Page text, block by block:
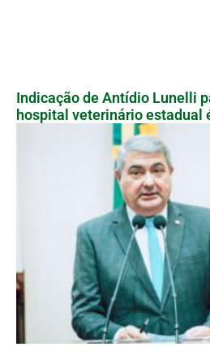
Indicação de Antídio Lunelli
hospital veterinário estadual